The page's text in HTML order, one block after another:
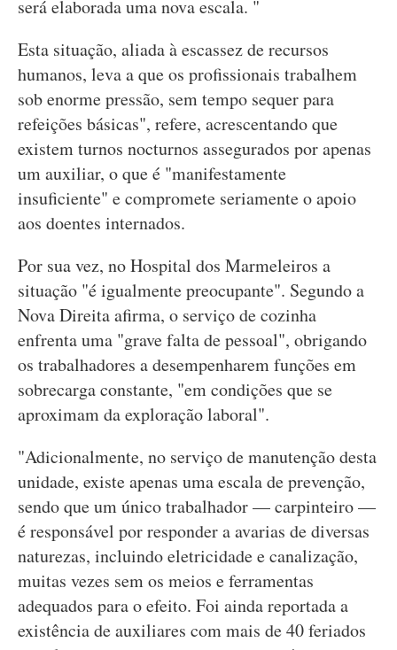
será elaborada uma nova escala. "
Esta situação, aliada à escassez de recursos
humanos, leva a que os profissionais trabalhem
sob enorme pressão, sem tempo sequer para
refeições básicas", refere, acrescentando que
existem turnos nocturnos assegurados por apenas
um auxiliar, o que é "manifestamente
insuficiente" e compromete seriamente o apoio
aos doentes internados.
Por sua vez, no Hospital dos Marmeleiros a
situação "é igualmente preocupante". Segundo a
Nova Direita afirma, o serviço de cozinha
enfrenta uma "grave falta de pessoal", obrigando
os trabalhadores a desempenharem funções em
sobrecarga constante, "em condições que se
aproximam da exploração laboral".
"Adicionalmente, no serviço de manutenção desta
unidade, existe apenas uma escala de prevenção,
sendo que um único trabalhador — carpinteiro —
é responsável por responder a avarias de diversas
naturezas, incluindo eletricidade e canalização,
muitas vezes sem os meios e ferramentas
adequados para o efeito. Foi ainda reportada a
existência de auxiliares com mais de 40 feriados